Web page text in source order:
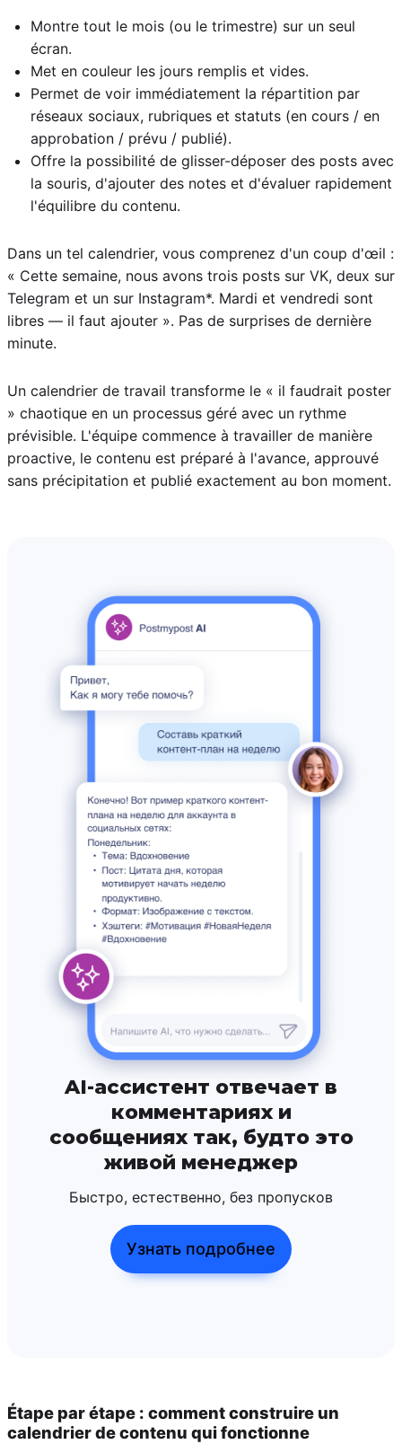
Montre tout le mois (ou le trimestre) sur un seul
écran.
Met en couleur les jours remplis et vides.
Permet de voir immédiatement la répartition par
réseaux sociaux, rubriques et statuts (en cours / en
approbation / prévu / publié).
Offre la possibilité de glisser-déposer des posts avec
la souris, d'ajouter des notes et d'évaluer rapidement
l'équilibre du contenu.
Dans un tel calendrier, vous comprenez d'un coup d'œil :
« Cette semaine, nous avons trois posts sur VK, deux sur
Telegram et un sur Instagram*. Mardi et vendredi sont
libres — il faut ajouter ». Pas de surprises de dernière
minute.
Un calendrier de travail transforme le « il faudrait poster
» chaotique en un processus géré avec un rythme
prévisible. L'équipe commence à travailler de manière
proactive, le contenu est préparé à l'avance, approuvé
sans précipitation et publié exactement au bon moment.
AI-ассистент отвечает в
комментариях и
сообщениях так, будто это
живой менеджер
Быстро, естественно, без пропусков
Узнать подробнее
Étape par étape : comment construire un
calendrier de contenu qui fonctionne